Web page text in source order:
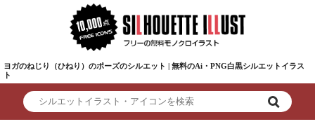
ヨガのねじり（ひねり）のポーズのシルエット | 無料のAi・PNG白黒シルエットイラス
ト